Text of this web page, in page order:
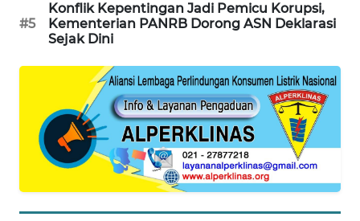
#5
Konflik Kepentingan Jadi Pemicu Korupsi,
Kementerian PANRB Dorong ASN Deklarasi
Sejak Dini
NET
MKLI
LPKKI